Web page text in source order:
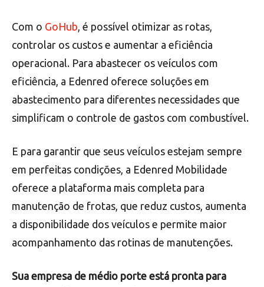
Com o GoHub , é possível otimizar as rotas,
controlar os custos e aumentar a eficiência
operacional. Para abastecer os veículos com
eficiência, a Edenred oferece soluções em
abastecimento para diferentes necessidades que
simplificam o controle de gastos com combustível.
E para garantir que seus veículos estejam sempre
em perfeitas condições, a Edenred Mobilidade
oferece a plataforma mais completa para
manutenção de frotas, que reduz custos, aumenta
a disponibilidade dos veículos e permite maior
acompanhamento das rotinas de manutenções.
Sua empresa de médio porte está pronta para